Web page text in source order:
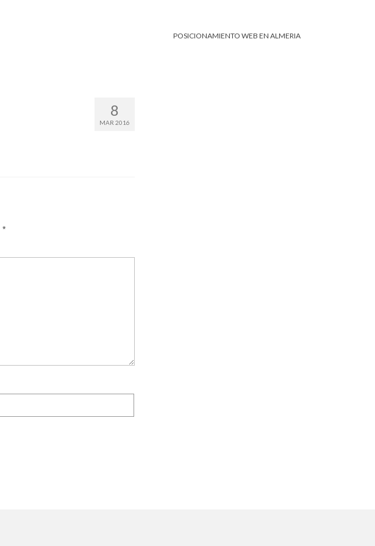
POSICIONAMIENTO WEB EN ALMERIA
8
MAR 2016
*